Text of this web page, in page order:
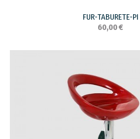
FUR-TABURETE-PI
60,00 €